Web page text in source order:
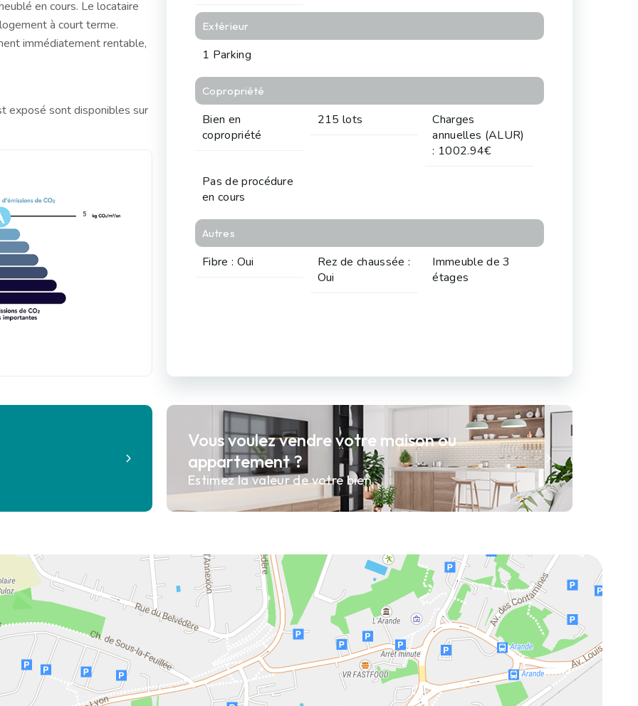
en cours. Le locataire
à court terme.
immédiatement rentable,
exposé sont disponibles sur
5
Extérieur
1 Parking
Copropriété
Bien en
copropriété
215 lots
Charges
annuelles (ALUR)
: 1002.94€
Pas de procédure
en cours
Autres
Fibre : Oui
Rez de chaussée :
Oui
Immeuble de 3
étages
Vous voulez vendre votre maison ou
appartement ?
Estimez la valeur de votre bien.